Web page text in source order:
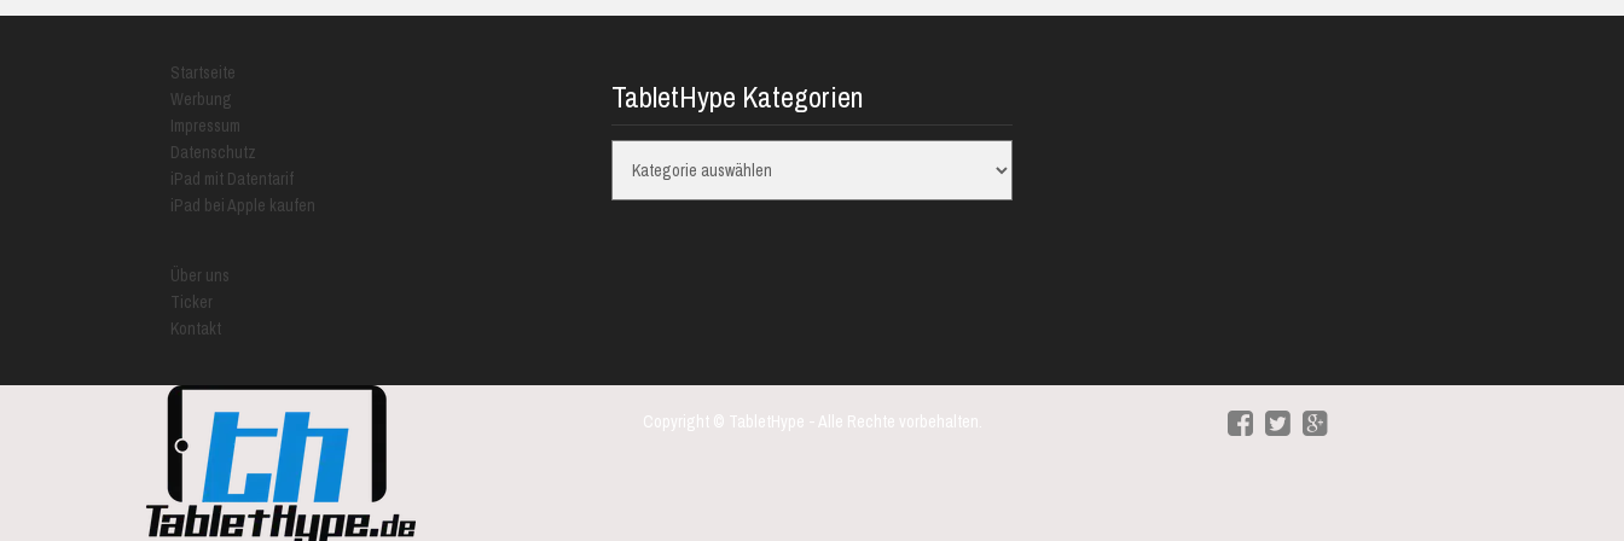
Startseite
Werbung
Impressum
Datenschutz
iPad mit Datentarif
iPad bei Apple kaufen
Über uns
Ticker
Kontakt
TabletHype Kategorien
Kategorien
Copyright © TabletHype - Alle Rechte vorbehalten.